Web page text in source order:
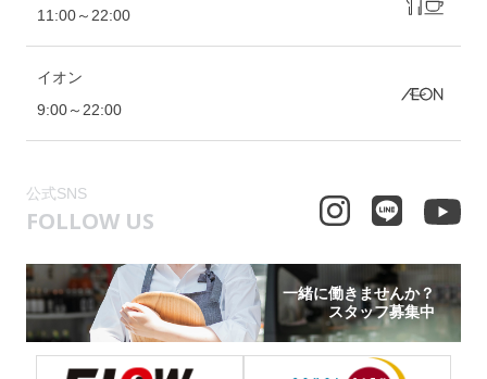
11:00～22:00
イオン
9:00～22:00
公式SNS
FOLLOW US
一緒に働きませんか？
スタッフ募集中